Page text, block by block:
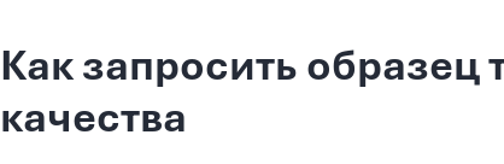
Как запросить образец
качества